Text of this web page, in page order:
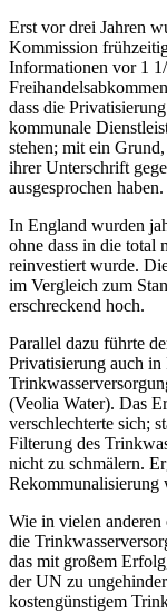
Erst vor drei Jahren
Kommission
Informationen vor 1
dass die
kommunale
stehen; mit ein
ihrer Unterschrift
ausgesprochen haben.
In England wurden
ohne dass in die total
reinvestiert wurde.
im Vergleich zum
erschreckend hoch.
Parallel dazu führte
Privatisierung auch
(Veolia Water). Das
verschlechterte sich;
Filterung des
nicht zu schmälern.
Rekommunalisierung
Wie in vielen anderen
die
das mit großem
der UN zu
kostengünstigem